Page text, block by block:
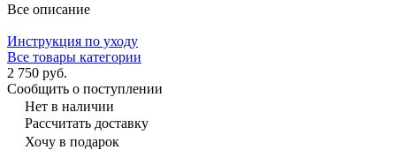
Все описание
Инструкция по уходу
Все товары категории
2 750 руб.
Сообщить о поступлении
Нет в наличии
Рассчитать доставку
Хочу в подарок